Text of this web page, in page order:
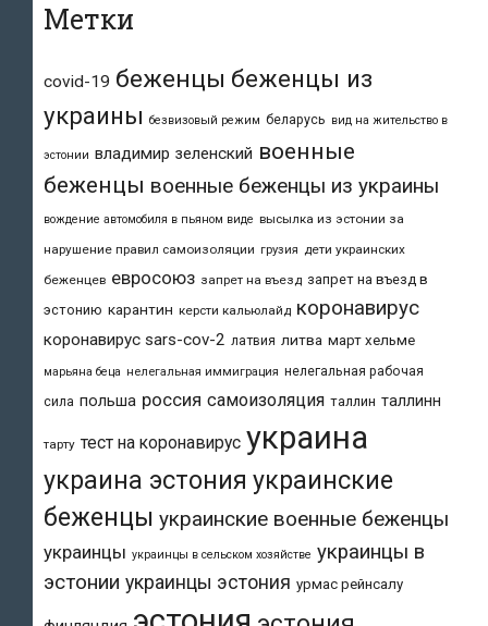
Метки
covid-19 беженцы беженцы из
украины безвизовый режим беларусь вид на жительство в
эстонии владимир зеленский военные
беженцы военные беженцы из украины
вождение автомобиля в пьяном виде высылка из эстонии за
нарушение правил самоизоляции грузия дети украинских
беженцев евросоюз запрет на въезд запрет на въезд в
эстонию карантин керсти кальюлайд коронавирус
коронавирус sars-cov-2 латвия литва март хельме
марьяна беца нелегальная иммиграция нелегальная рабочая
сила польша россия самоизоляция таллин таллинн
тарту тест на коронавирус украина
украина эстония украинские
беженцы украинские военные беженцы
украинцы украинцы в сельском хозяйстве украинцы в
эстонии украинцы эстония урмас рейнсалу